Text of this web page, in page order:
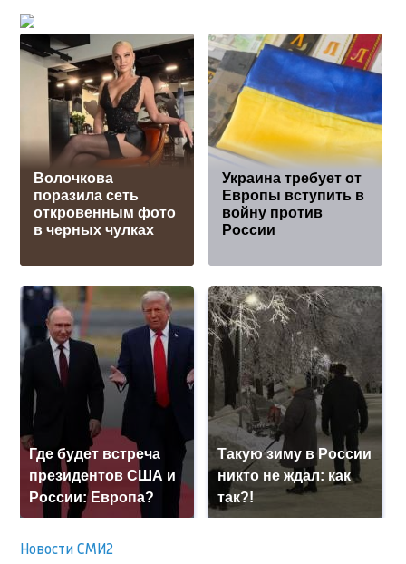
Волочкова
поразила сеть
откровенным фото
в черных чулках
Украина требует от
Европы вступить в
войну против
России
Где будет встреча
президентов США и
России: Европа?
Такую зиму в России
никто не ждал: как
так?!
Новости СМИ2